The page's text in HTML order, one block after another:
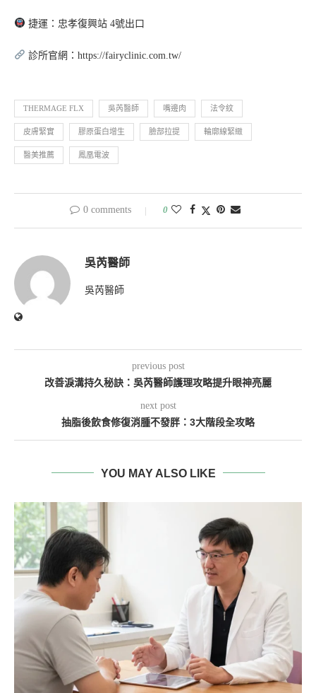
捷運：忠孝復興站 4號出口
診所官網：https://fairyclinic.com.tw/
THERMAGE FLX 吳芮醫師 嘴邊肉 法令紋
皮膚緊實 膠原蛋白增生 臉部拉提 輪廓線緊緻
醫美推薦 鳳凰電波
0 comments 0
吳芮醫師
吳芮醫師
previous post
改善淚溝持久秘訣：吳芮醫師護理攻略提升眼神亮麗
next post
抽脂後飲食修復消腫不發胖：3大階段全攻略
YOU MAY ALSO LIKE